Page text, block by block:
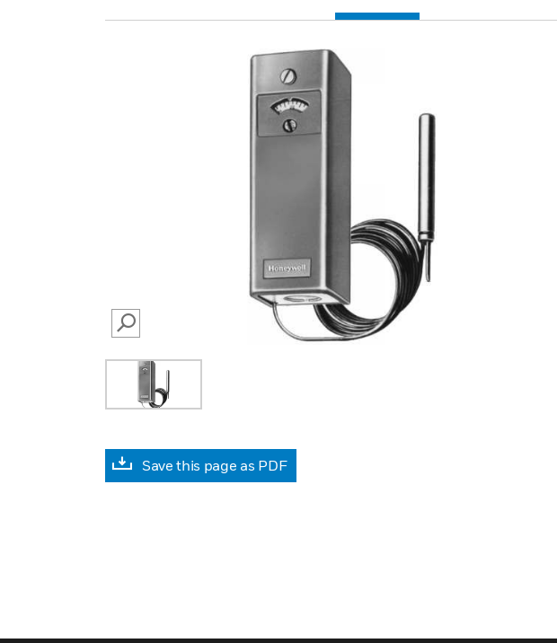
SEARCH
Save this page as PDF